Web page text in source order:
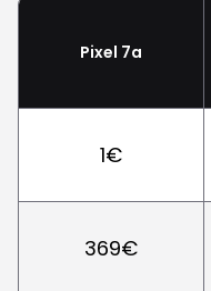
Pixel 7a
1€
369€